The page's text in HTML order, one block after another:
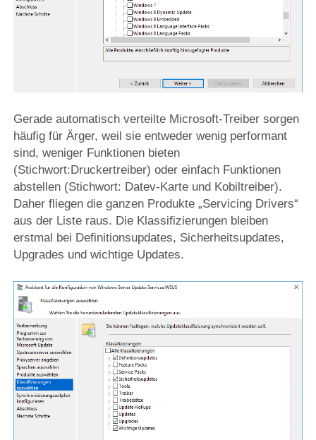
Gerade automatisch verteilte Microsoft-Treiber sorgen
häufig für Ärger, weil sie entweder wenig performant
sind, weniger Funktionen bieten
(Stichwort:Druckertreiber) oder einfach Funktionen
abstellen (Stichwort: Datev-Karte und Kobiltreiber).
Daher fliegen die ganzen Produkte „Servicing Drivers“
aus der Liste raus. Die Klassifizierungen bleiben
erstmal bei Definitionsupdates, Sicherheitsupdates,
Upgrades und wichtige Updates.